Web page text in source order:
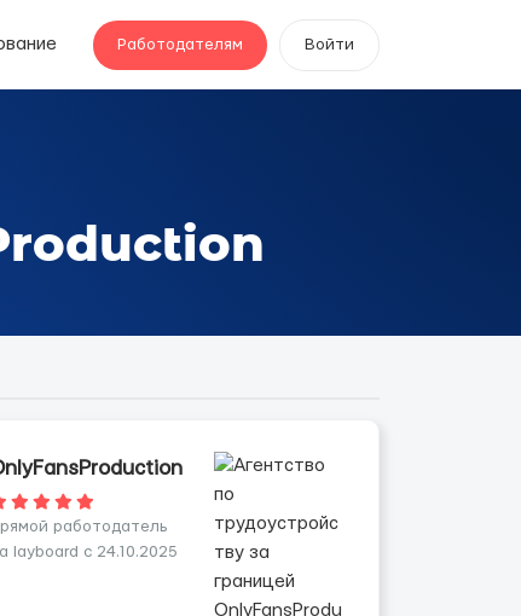
Работодателям Войти
работодатель
layboard с 24.10.2025